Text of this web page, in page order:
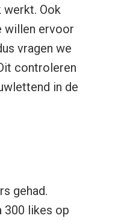
Ook
willen ervoor
vragen we
controleren
in de
gehad.
300 likes op